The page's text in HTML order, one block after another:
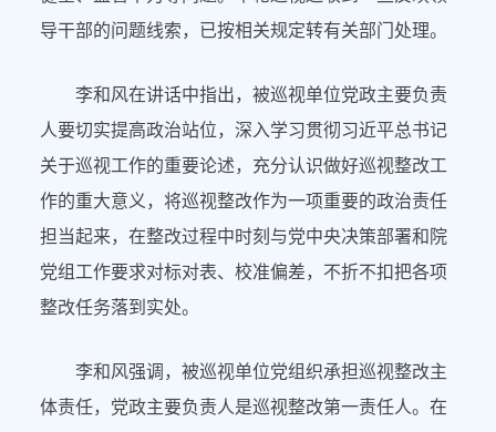
导干部的问题线索，已按相关规定转有关部门处理。
李和风在讲话中指出，被巡视单位党政主要负责
人要切实提高政治站位，深入学习贯彻习近平总书记
关于巡视工作的重要论述，充分认识做好巡视整改工
作的重大意义，将巡视整改作为一项重要的政治责任
担当起来，在整改过程中时刻与党中央决策部署和院
党组工作要求对标对表、校准偏差，不折不扣把各项
整改任务落到实处。
李和风强调，被巡视单位党组织承担巡视整改主
体责任，党政主要负责人是巡视整改第一责任人。在